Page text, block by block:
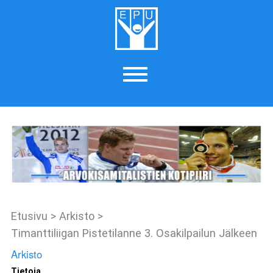
Etusivu > Arkisto >
Timanttiliigan Pistetilanne 3. Osakilpailun Jälkeen
Arkisto